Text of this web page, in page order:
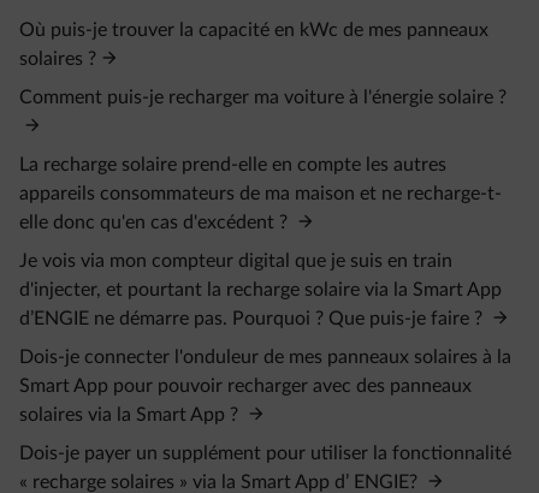
Où puis-je trouver la capacité en kWc de mes panneaux
solaires ?
Comment puis-je recharger ma voiture à l'énergie solaire ?
La recharge solaire prend-elle en compte les autres
appareils consommateurs de ma maison et ne recharge-t-
elle donc qu'en cas d'excédent ?
Je vois via mon compteur digital que je suis en train
d'injecter, et pourtant la recharge solaire via la Smart App
d’ENGIE ne démarre pas. Pourquoi ? Que puis-je faire ?
Dois-je connecter l'onduleur de mes panneaux solaires à la
Smart App pour pouvoir recharger avec des panneaux
solaires via la Smart App ?
Dois-je payer un supplément pour utiliser la fonctionnalité
« recharge solaires » via la Smart App d’ ENGIE?